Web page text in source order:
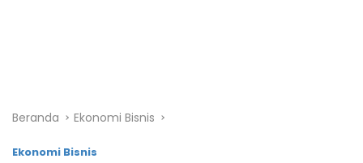
Beranda Ekonomi Bisnis
Ekonomi Bisnis